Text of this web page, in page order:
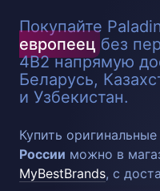
Покупайте
европеец без
4B2 напрямую
Беларусь,
и Узбекистан.
Купить
России можно в
MyBestBrands, с